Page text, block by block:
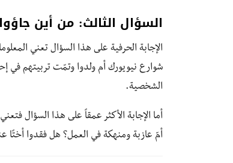
السؤال الثالث: من أين
الإجابة الحرفية على هذا السؤال تعني
شوارع نيويورك أم ولدوا وتمّت تربيتهم في
الشخصية.
أما الإجابة الأكثر عمقاً على هذا السؤال
أمّ عازبة ومنهكة في العمل؟ هل فقدوا أختًا